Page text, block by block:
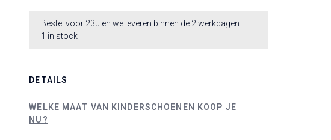
Bestel voor 23u en we leveren binnen de 2 werkdagen.
1 in stock
DETAILS
WELKE MAAT VAN KINDERSCHOENEN KOOP JE
NU?